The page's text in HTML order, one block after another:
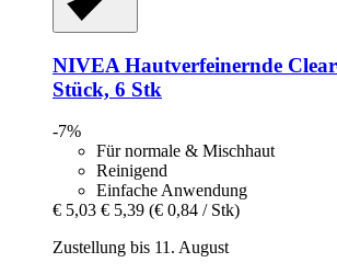
NIVEA Hautverfeinernde
Stück, 6 Stk
-7%
Für normale & Mischhaut
Reinigend
Einfache Anwendung
€ 5,03 € 5,39 (€ 0,84 / Stk)
Zustellung bis 11. August